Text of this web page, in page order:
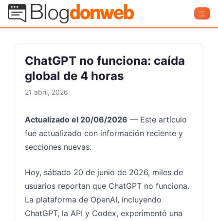
Saltar
contenido
Blog Donweb
ChatGPT no funciona: caída
global de 4 horas
21 abril, 2026
Actualizado el 20/06/2026 — Este artículo
fue actualizado con información reciente y
secciones nuevas.
Hoy, sábado 20 de junio de 2026, miles de
usuarios reportan que ChatGPT no funciona.
La plataforma de OpenAI, incluyendo
ChatGPT, la API y Codex, experimentó una